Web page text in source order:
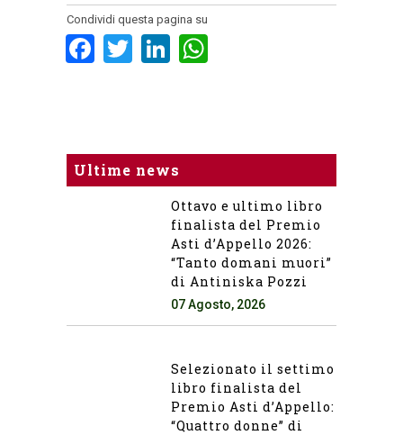
Condividi questa pagina su
Facebook
TwitterLinkedIn
Ultime news
Ottavo e ultimo libro
finalista del Premio
Asti d’Appello 2026:
“Tanto domani muori”
di Antiniska Pozzi
07 Agosto, 2026
Selezionato il settimo
libro finalista del
Premio Asti d’Appello:
“Quattro donne” di